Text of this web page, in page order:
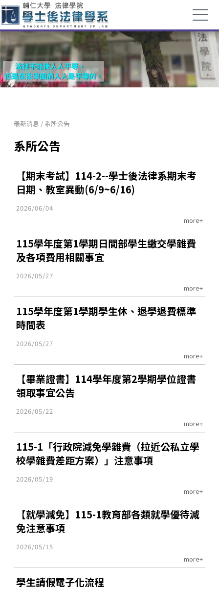
最新消息 / 系所公告
系所公告
【期末考試】114-2--學士後法律系期末考
日期、教室異動(6/9~6/16)
2026/06/04
more+
115學年度第1學期日間部學生繳交學雜費
及各項費用相關事宜
2026/05/27
more+
115學年度第1學期學生休、退學退費標準
時間表
2026/05/27
more+
【畢業證書】114學年度第2學期學位證書
領取事宜公告
2026/05/22
more+
115-1「行政院減免學雜費（拉近公私立學
校學雜費差距方案）」注意事項
2026/05/19
more+
【就學減免】115-1教育部各類就學優待減
免注意事項
2026/05/15
more+
學生請假電子化流程